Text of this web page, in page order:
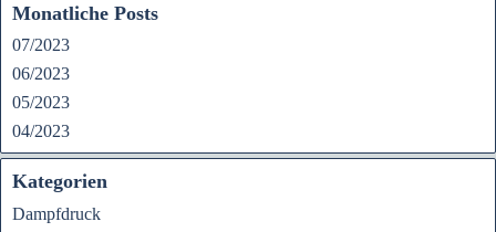
Monatliche Posts
07/2023
06/2023
05/2023
04/2023
Kategorien
Dampfdruck